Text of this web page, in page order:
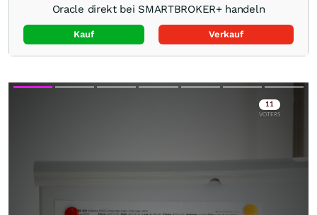
Oracle direkt bei SMARTBROKER+ handeln
Kauf Verkauf